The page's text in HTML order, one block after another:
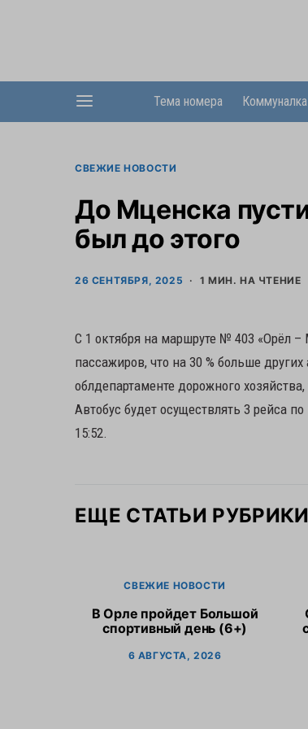
Тема номера Коммуналка
СВЕЖИЕ НОВОСТИ
До Мценска
был до этого
26 СЕНТЯБРЯ, 2025 1 МИН. НА ЧТЕНИЕ
С 1 октября на маршруте № 403 «Орёл
пассажиров, что на 30 % больше
облдепартаменте дорожного
Автобус будет осуществлять 3 рейса
15:52.
ЕЩЕ СТАТЬИ РУБРИКИ
СВЕЖИЕ НОВОСТИ
В Орле пройдет Большой
спортивный день (6+)
6 АВГУСТА, 2026